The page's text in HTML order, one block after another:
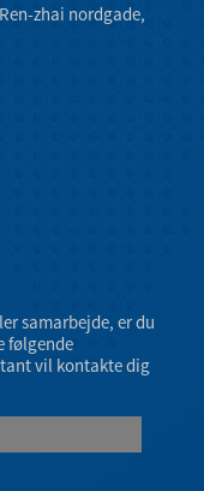
zhai nordgade,
samarbejde, er du
følgende
vil kontakte dig